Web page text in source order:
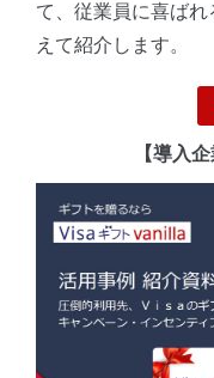
て、従業員に喜ば
えて紹介します。
【導入